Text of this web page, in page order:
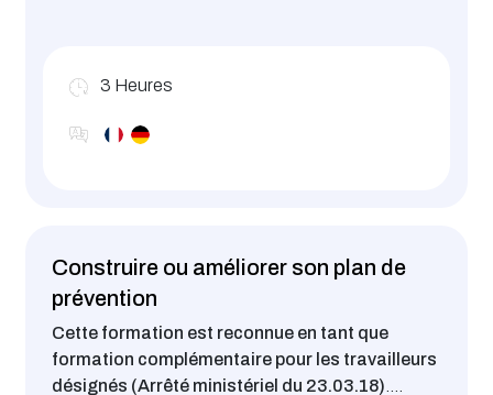
3 Heures
Construire ou améliorer son plan de
prévention
Cette formation est reconnue en tant que
formation complémentaire pour les travailleurs
désignés (Arrêté ministériel du 23.03.18)